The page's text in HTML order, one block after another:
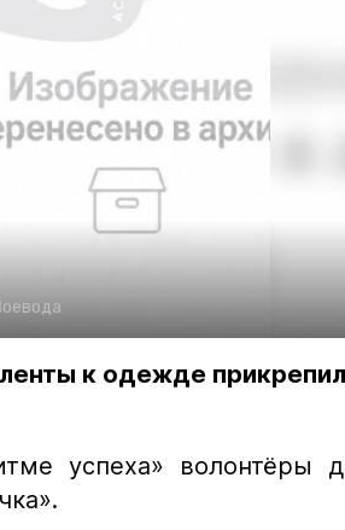
к одежде
успеха» волонтёры